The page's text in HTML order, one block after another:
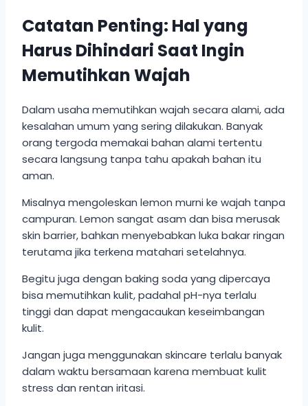
Catatan Penting: Hal yang
Harus Dihindari Saat Ingin
Memutihkan Wajah
Dalam usaha memutihkan wajah secara alami, ada
kesalahan umum yang sering dilakukan. Banyak
orang tergoda memakai bahan alami tertentu
secara langsung tanpa tahu apakah bahan itu
aman.
Misalnya mengoleskan lemon murni ke wajah tanpa
campuran. Lemon sangat asam dan bisa merusak
skin barrier, bahkan menyebabkan luka bakar ringan
terutama jika terkena matahari setelahnya.
Begitu juga dengan baking soda yang dipercaya
bisa memutihkan kulit, padahal pH-nya terlalu
tinggi dan dapat mengacaukan keseimbangan
kulit.
Jangan juga menggunakan skincare terlalu banyak
dalam waktu bersamaan karena membuat kulit
stress dan rentan iritasi.